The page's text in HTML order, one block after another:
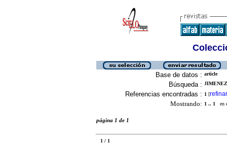
Base de datos : article
Búsqueda :
Referencias encontradas : 1 [refinar
Mostrando: 1 .. 1 en
página 1 de 1
1 / 1